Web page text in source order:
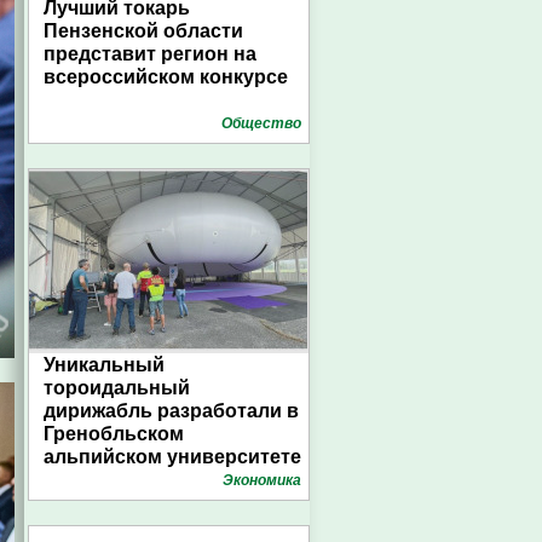
Лучший токарь
Пензенской области
представит регион на
всероссийском конкурсе
Общество
Уникальный
тороидальный
дирижабль разработали в
Гренобльском
альпийском университете
Экономика